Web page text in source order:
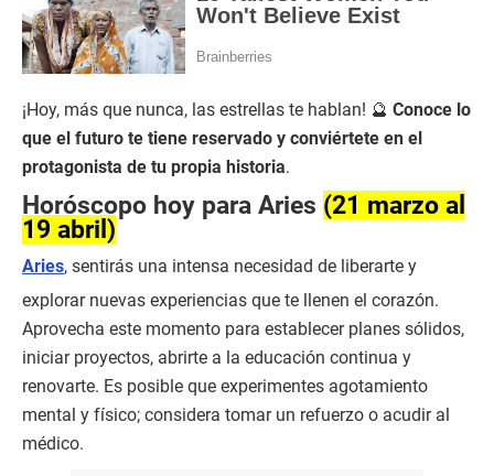
¡Hoy, más que nunca, las estrellas te hablan! 🔮 Conoce lo
que el futuro te tiene reservado y conviértete en el
protagonista de tu propia historia.
Horóscopo hoy para Aries (21 marzo al
19 abril)
Aries, sentirás una intensa necesidad de liberarte y
explorar nuevas experiencias que te llenen el corazón.
Aprovecha este momento para establecer planes sólidos,
iniciar proyectos, abrirte a la educación continua y
renovarte. Es posible que experimentes agotamiento
mental y físico; considera tomar un refuerzo o acudir al
médico.